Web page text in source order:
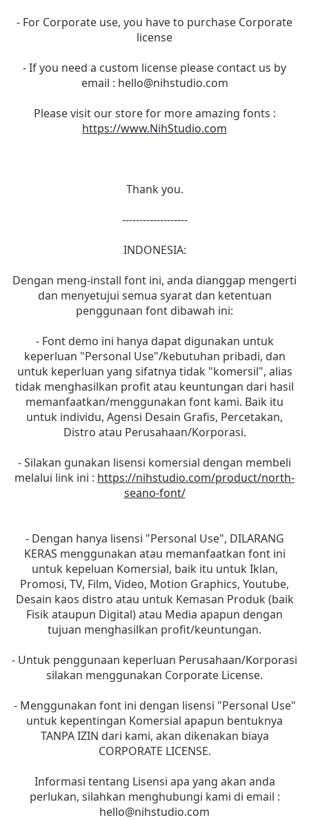
- For Corporate use, you have to purchase Corporate
license
- If you need a custom license please contact us by
email : hello@nihstudio.com
Please visit our store for more amazing fonts :
https://www.NihStudio.com
Thank you.
-------------------
INDONESIA:
Dengan meng-install font ini, anda dianggap mengerti
dan menyetujui semua syarat dan ketentuan
penggunaan font dibawah ini:
- Font demo ini hanya dapat digunakan untuk
keperluan "Personal Use"/kebutuhan pribadi, dan
untuk keperluan yang sifatnya tidak "komersil", alias
tidak menghasilkan profit atau keuntungan dari hasil
memanfaatkan/menggunakan font kami. Baik itu
untuk individu, Agensi Desain Grafis, Percetakan,
Distro atau Perusahaan/Korporasi.
- Silakan gunakan lisensi komersial dengan membeli
melalui link ini : https://nihstudio.com/product/north-
seano-font/
- Dengan hanya lisensi "Personal Use", DILARANG
KERAS menggunakan atau memanfaatkan font ini
untuk kepeluan Komersial, baik itu untuk Iklan,
Promosi, TV, Film, Video, Motion Graphics, Youtube,
Desain kaos distro atau untuk Kemasan Produk (baik
Fisik ataupun Digital) atau Media apapun dengan
tujuan menghasilkan profit/keuntungan.
- Untuk penggunaan keperluan Perusahaan/Korporasi
silakan menggunakan Corporate License.
- Menggunakan font ini dengan lisensi "Personal Use"
untuk kepentingan Komersial apapun bentuknya
TANPA IZIN dari kami, akan dikenakan biaya
CORPORATE LICENSE.
Informasi tentang Lisensi apa yang akan anda
perlukan, silahkan menghubungi kami di email :
hello@nihstudio.com